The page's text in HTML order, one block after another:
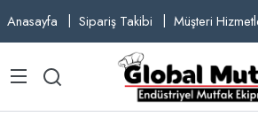
Anasayfa Sipariş Takibi Müşteri